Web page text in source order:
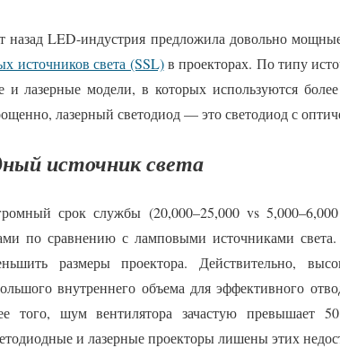
назад LED-индустрия предложила довольно
источников света (SSL)в проекторах. По типу
и лазерные модели, в которых используются
лазерный светодиод — это светодиод с
источник света
срок службы (20,000–25,000 vs
по сравнению с ламповыми источниками света.
размеры проектора. Действительно,
внутреннего объема для эффективного
того, шум вентилятора зачастую превышает
и лазерные проекторы лишены этих